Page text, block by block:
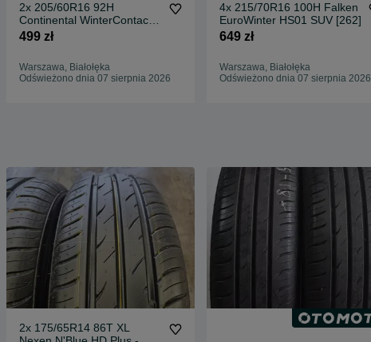
2x 205/60R16 92H
Continental WinterContact
TS850P / 2x 8mm [122]
499 zł
Warszawa, Białołęka
Odświeżono dnia 07 sierpnia 2026
4x 215/70R16 100H Falken
EuroWinter HS01 SUV [262]
649 zł
Warszawa, Białołęka
Odświeżono dnia 07 sierpnia 2026
2x 175/65R14 86T XL